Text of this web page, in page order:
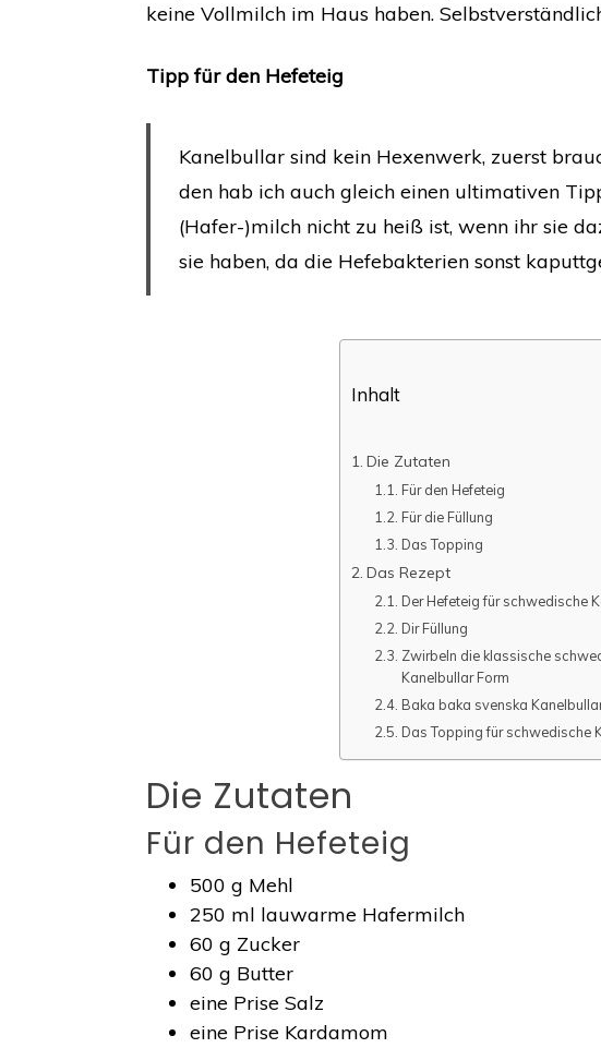
keine Vollmilch im Haus haben.
Tipp für den Hefeteig
Kanelbullar sind kein Hexenwerk, zuerst
den hab ich auch gleich einen ultimativen
(Hafer-)milch nicht zu heiß ist, wenn ihr sie
sie haben, da die Hefebakterien sonst
Inhalt
Die Zutaten
Für den Hefeteig
Für die Füllung
Das Topping
Das Rezept
Der Hefeteig für schwedische
Dir Füllung
Zwirbeln die klassische
Kanelbullar Form
Baka baka svenska
Das Topping für schwedische
Die Zutaten
Für den Hefeteig
500 g Mehl
250 ml lauwarme Hafermilch
60 g Zucker
60 g Butter
eine Prise Salz
eine Prise Kardamom